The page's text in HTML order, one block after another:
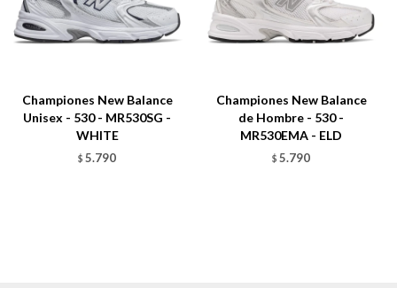
Championes New Balance
Unisex - 530 - MR530SG -
WHITE
$ 5.790
Championes New Balance
de Hombre - 530 -
MR530EMA - ELD
$ 5.790